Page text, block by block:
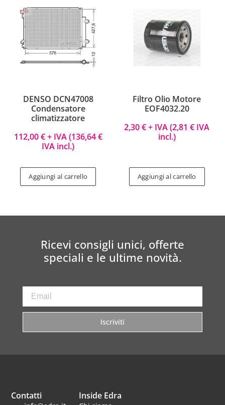
DENSO DCN47008
Condensatore
climatizzatore
112,00€+ IVA (136,64€
IVA incl.)
Aggiungi al carrello
Filtro Olio Motore
EOF4032.20
2,30€+ IVA (2,81€ IVA
incl.)
Aggiungi al carrello
Ricevi consigli unici, offerte
speciali e le ultime novità.
Iscriviti
Inside Edra
Contatti